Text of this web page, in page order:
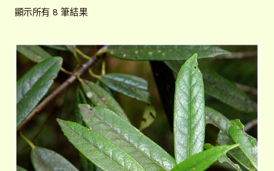
解說牌規格
選
聯絡我們
常見問題
開
子
選
單
客戶實績
展
開
子
選
單
顯示所有 8 筆結果依
項
目
排
序